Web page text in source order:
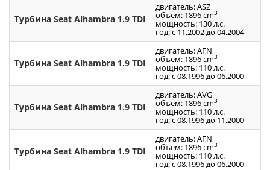
Турбина Seat Alhambra 1.9 TDI
двигатель: ASZ
объём: 1896 cm3
мощность: 130 л.с.
год: с 11.2002 до 04.2004
Турбина Seat Alhambra 1.9 TDI
двигатель: AFN
объём: 1896 cm3
мощность: 110 л.с.
год: с 08.1996 до 06.2000
Турбина Seat Alhambra 1.9 TDI
двигатель: AVG
объём: 1896 cm3
мощность: 110 л.с.
год: с 08.1996 до 11.2000
Турбина Seat Alhambra 1.9 TDI
двигатель: AFN
объём: 1896 cm3
мощность: 110 л.с.
год: с 08.1996 до 06.2000